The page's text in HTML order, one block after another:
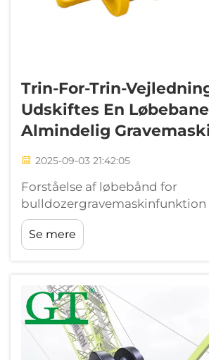
Trin-For-Trin-
Udskiftes En
Almindelig
2025-09-03 21:42:05
Forståelse af løbebånd for
bulldozergravemaskinfunktion
almindelige fejltilstande.
funktionen af en løbebånd for
bulldozergravemaskin
belastningsbærende dele i
udstyr...
Se mere